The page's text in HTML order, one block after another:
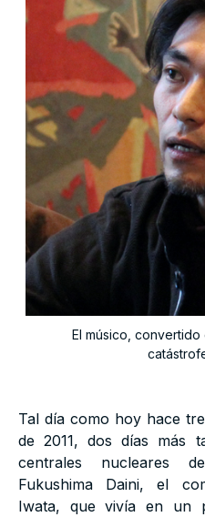
El músico,
Tal día como hoy hace
de 2011, dos días más
centrales nucleares
Fukushima Daini, el
Iwata, que vivía en un